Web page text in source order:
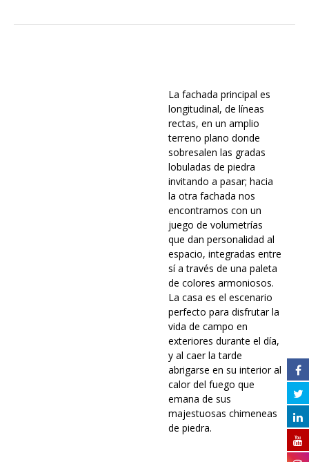
La fachada principal es
longitudinal, de líneas
rectas, en un amplio
terreno plano donde
sobresalen las gradas
lobuladas de piedra
invitando a pasar; hacia
la otra fachada nos
encontramos con un
juego de volumetrías
que dan personalidad al
espacio, integradas entre
sí a través de una paleta
de colores armoniosos.
La casa es el escenario
perfecto para disfrutar la
vida de campo en
exteriores durante el día,
y al caer la tarde
abrigarse en su interior al
calor del fuego que
emana de sus
majestuosas chimeneas
de piedra.